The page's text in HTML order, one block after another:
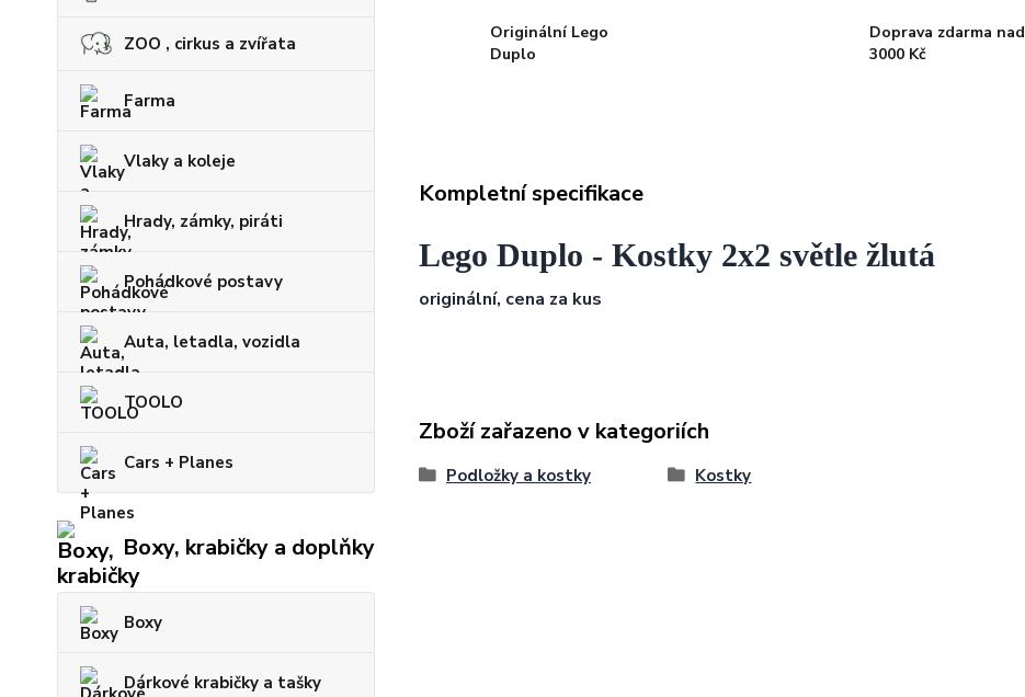
ZOO , cirkus a zvířata
Farma
Vlaky a koleje
Hrady, zámky, piráti
Pohádkové postavy
Auta, letadla, vozidla
TOOLO
Cars + Planes
Boxy, krabičky a doplňky
Boxy
Dárkové krabičky a tašky
Originální Lego
Duplo
Doprava zdarma nad
3000 Kč
Kompletní specifikace
Lego Duplo - Kostky 2x2 světle žlutá
originální, cena za kus
Zboží zařazeno v kategoriích
Podložky a kostky Kostky